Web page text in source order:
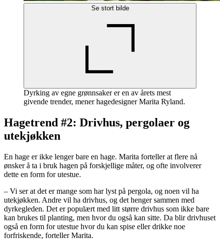
Se stort bilde
Dyrking av egne grønnsaker er en av årets mest
givende trender, mener hagedesigner Marita Ryland.
Hagetrend #2: Drivhus, pergolaer og
utekjøkken
En hage er ikke lenger bare en hage. Marita forteller at flere nå
ønsker å ta i bruk hagen på forskjellige måter, og ofte involverer
dette en form for utestue.
– Vi ser at det er mange som har lyst på pergola, og noen vil ha
utekjøkken. Andre vil ha drivhus, og det henger sammen med
dyrkegleden. Det er populært med litt større drivhus som ikke bare
kan brukes til planting, men hvor du også kan sitte. Da blir drivhuset
også en form for utestue hvor du kan spise eller drikke noe
forfriskende, forteller Marita.